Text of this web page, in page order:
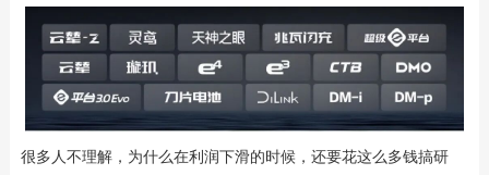
很多人不理解，为什么在利润下滑的时候，还要花这么多钱搞研